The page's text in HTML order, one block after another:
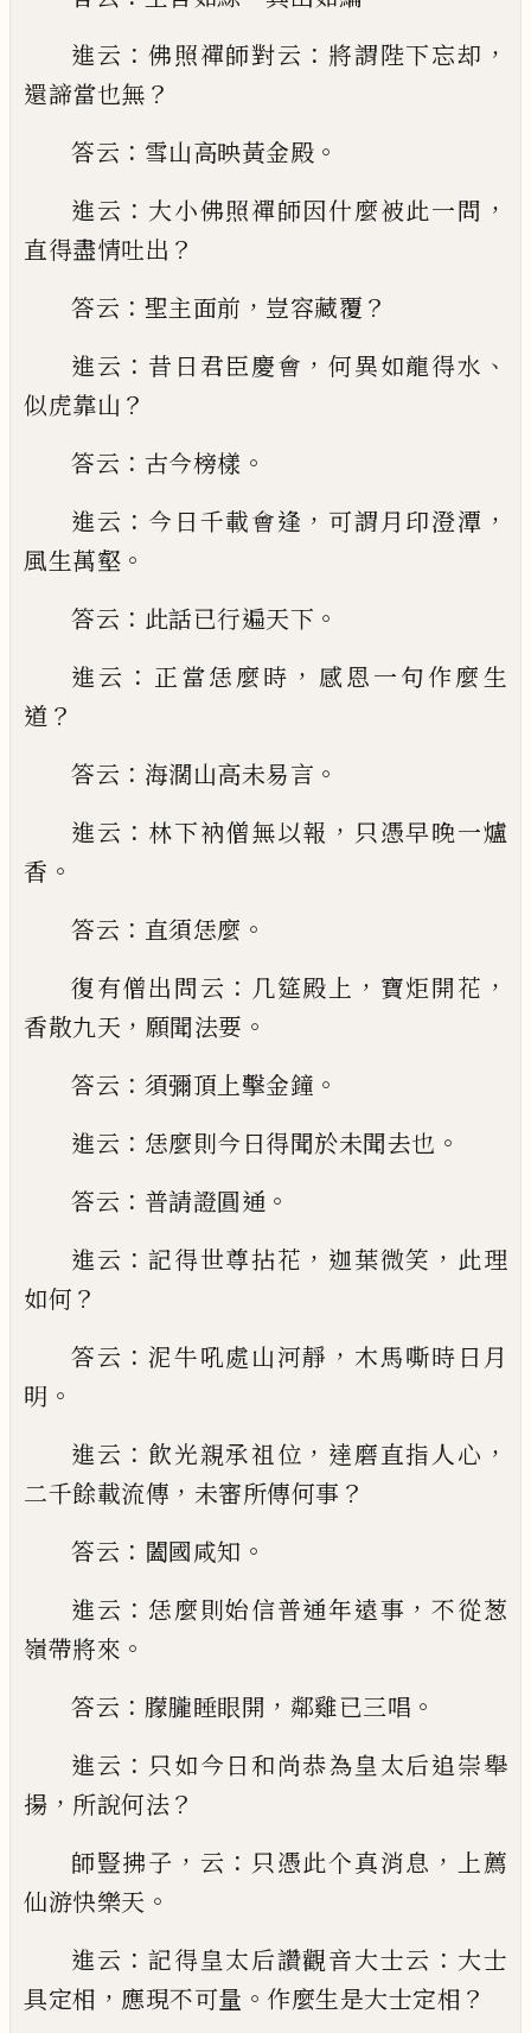
進云 ：佛照禪師對云 ： 將謂陛下忘却 ，
還諦當也無 ？
答云 ： 雪山高映黃金殿 。
進云 ： 大小佛照禪師因什麼被此一問 ，
直得盡情吐出 ？
答云 ： 聖主面前 ， 豈容藏覆 ？
進云 ： 昔日君臣慶會 ，何異如龍得水 、
似虎靠山 ？
答云 ： 古今榜樣 。
進云 ： 今日千載會逢 ， 可謂月印澄潭 ，
風生萬壑 。
答云 ： 此話已行遍天下 。
進云 ： 正當恁麼時 ， 感恩一句作麼生
道 ？
答云 ： 海濶山高未易言 。
進云 ： 林下衲僧無以報 ， 只憑早晚一爐
香 。
答云 ： 直須恁麼 。
復有僧出問云 ： 几筵殿上 ， 寶炬開花 ，
香散九天 ， 願聞法要 。
答云 ： 須彌頂上擊金鐘 。
進云 ： 恁麼則今日得聞於未聞去也 。
答云 ： 普請證圓通 。
進云 ：記得世尊拈花 ， 迦葉微笑 ， 此理
如何 ？
答云 ：泥牛吼處山河靜 ， 木馬嘶時日月
明 。
進云 ：飲光親承祖位 ， 達磨直指人心 ，
二千餘載流傳 ， 未審所傳何事 ？
答云 ： 闔國咸知 。
進云 ： 恁麼則始信普通年遠事 ，不從葱
嶺帶將來 。
答云 ： 朦朧睡眼開 ， 鄰雞已三唱 。
進云 ： 只如今日和尚恭為皇太后追崇舉
揚 ， 所說何法？
師豎拂子 ， 云 ： 只憑此个真消息 ，
上薦
仙游快樂天 。
進云 ：記得皇太后讚觀音大士云 ： 大士
具定相 ， 應現不可量 。 作麼生是大士定相 ？